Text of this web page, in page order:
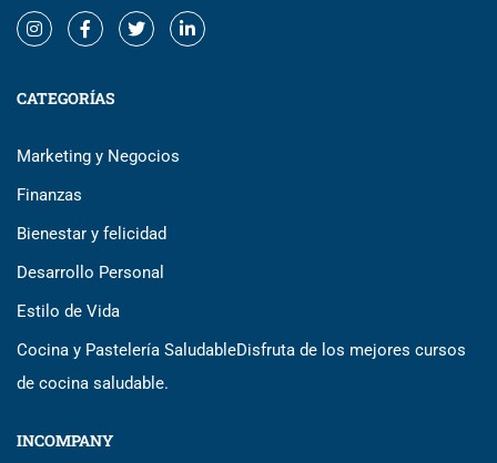
CATEGORÍAS
Marketing y Negocios
Finanzas
Bienestar y felicidad
Desarrollo Personal
Estilo de Vida
Cocina y Pastelería SaludableDisfruta de los mejores cursos
de cocina saludable.
INCOMPANY